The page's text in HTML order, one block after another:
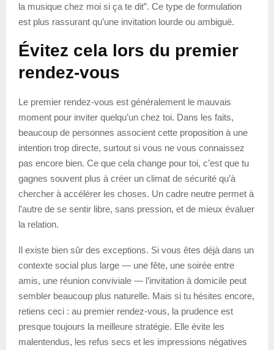
la musique chez moi si ça te dit”. Ce type de formulation
est plus rassurant qu’une invitation lourde ou ambiguë.
Évitez cela lors du premier
rendez-vous
Le premier rendez-vous est généralement le mauvais
moment pour inviter quelqu’un chez toi. Dans les faits,
beaucoup de personnes associent cette proposition à une
intention trop directe, surtout si vous ne vous connaissez
pas encore bien. Ce que cela change pour toi, c’est que tu
gagnes souvent plus à créer un climat de sécurité qu’à
chercher à accélérer les choses. Un cadre neutre permet à
l’autre de se sentir libre, sans pression, et de mieux évaluer
la relation.
Il existe bien sûr des exceptions. Si vous êtes déjà dans un
contexte social plus large — une fête, une soirée entre
amis, une réunion conviviale — l’invitation à domicile peut
sembler beaucoup plus naturelle. Mais si tu hésites encore,
retiens ceci : au premier rendez-vous, la prudence est
presque toujours la meilleure stratégie. Elle évite les
malentendus, les refus secs et les impressions négatives